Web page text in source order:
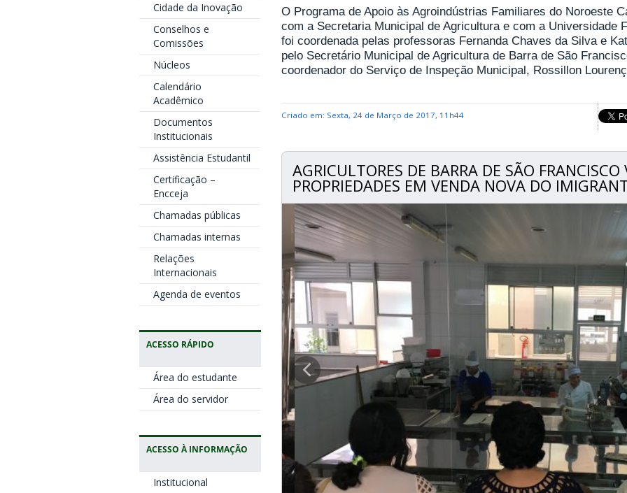
Cidade da Inovação
Conselhos e
Comissões
Núcleos
Calendário
Acadêmico
Documentos
Institucionais
Assistência Estudantil
Certificação –
Encceja
Chamadas públicas
Chamadas internas
Relações
Internacionais
Agenda de eventos
ACESSO RÁPIDO
Área do estudante
Área do servidor
ACESSO À INFORMAÇÃO
Institucional
O Programa de Apoio às Agroindústrias Familiares do Noroeste
com a Secretaria Municipal de Agricultura e com a Universidade
foi coordenada pelas professoras Fernanda Chaves da Silva e
pelo Secretário Municipal de Agricultura de Barra de São
coordenador do Serviço de Inspeção Municipal, Rossillon
Criado em: Sexta, 24 de Março de 2017, 11h44
AGRICULTORES DE BARRA DE SÃO
PROPRIEDADES EM VENDA NOVA DO